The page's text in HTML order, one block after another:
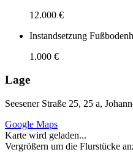
12.000 €
Instandsetzung
1.000 €
Lage
Seesener Straße 25, 25 a,
Google Maps
Karte wird geladen...
Vergrößern um die Flurstücke